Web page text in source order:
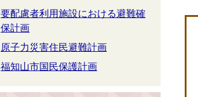
要配慮者利用施設における避難確
保計画
原子力災害住民避難計画
福知山市国民保護計画